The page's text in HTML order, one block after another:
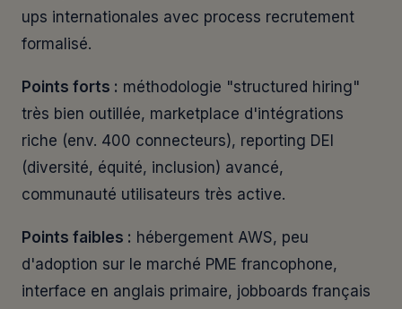
ups internationales avec process recrutement
formalisé.
Points forts : méthodologie "structured hiring"
très bien outillée, marketplace d'intégrations
riche (env. 400 connecteurs), reporting DEI
(diversité, équité, inclusion) avancé,
communauté utilisateurs très active.
Points faibles : hébergement AWS, peu
d'adoption sur le marché PME francophone,
interface en anglais primaire, jobboards français